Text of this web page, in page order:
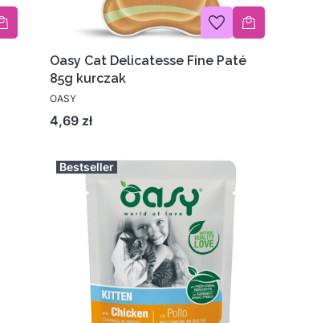
Oasy Cat Delicatesse Fine Paté
85g kurczak
OASY
Cena
4,69 zł
Bestseller